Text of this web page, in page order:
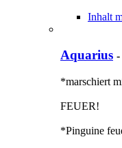
Inhalt
Aquarius -
*marschiert
FEUER!
*Pinguine